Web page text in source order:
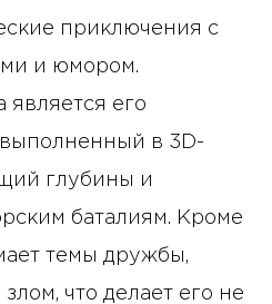
приключения с
и юмором.
его
выполненный в 3D-
глубины и
баталиям. Кроме
темы дружбы,
что делает его не